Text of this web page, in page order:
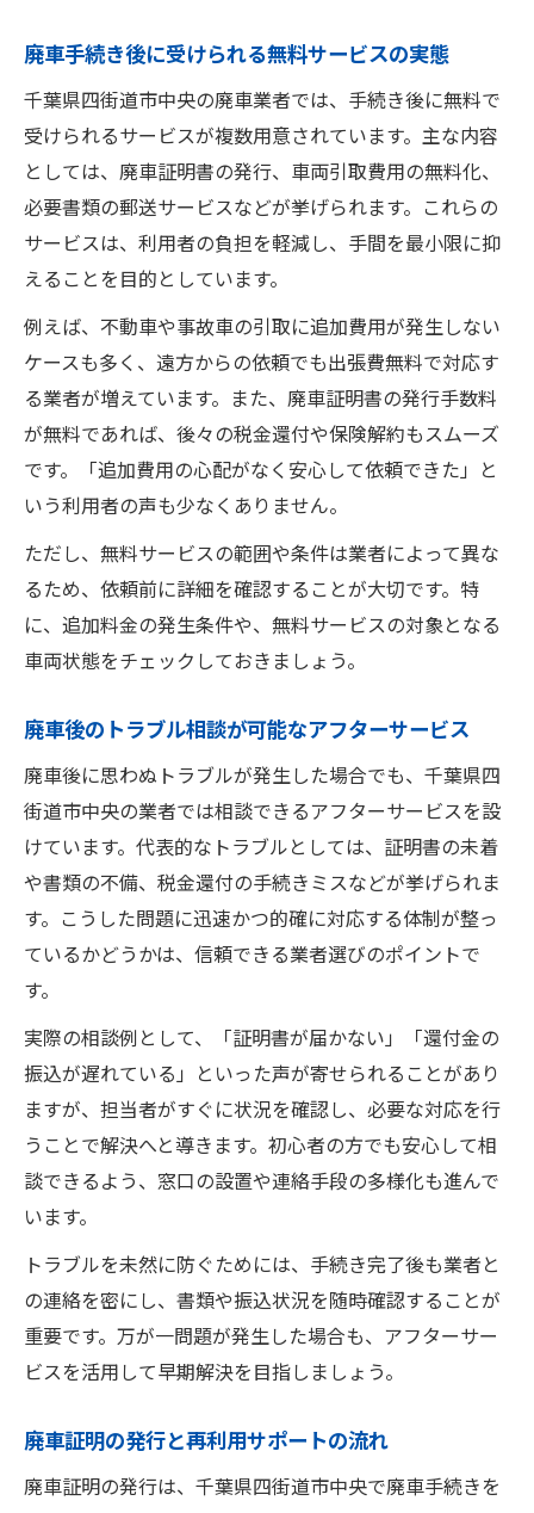
廃車手続き後に受けられる無料サービスの実態
千葉県四街道市中央の廃車業者では、手続き後に無料で
受けられるサービスが複数用意されています。主な内容
としては、廃車証明書の発行、車両引取費用の無料化、
必要書類の郵送サービスなどが挙げられます。これらの
サービスは、利用者の負担を軽減し、手間を最小限に抑
えることを目的としています。
例えば、不動車や事故車の引取に追加費用が発生しない
ケースも多く、遠方からの依頼でも出張費無料で対応す
る業者が増えています。また、廃車証明書の発行手数料
が無料であれば、後々の税金還付や保険解約もスムーズ
です。「追加費用の心配がなく安心して依頼できた」と
いう利用者の声も少なくありません。
ただし、無料サービスの範囲や条件は業者によって異な
るため、依頼前に詳細を確認することが大切です。特
に、追加料金の発生条件や、無料サービスの対象となる
車両状態をチェックしておきましょう。
廃車後のトラブル相談が可能なアフターサービス
廃車後に思わぬトラブルが発生した場合でも、千葉県四
街道市中央の業者では相談できるアフターサービスを設
けています。代表的なトラブルとしては、証明書の未着
や書類の不備、税金還付の手続きミスなどが挙げられま
す。こうした問題に迅速かつ的確に対応する体制が整っ
ているかどうかは、信頼できる業者選びのポイントで
す。
実際の相談例として、「証明書が届かない」「還付金の
振込が遅れている」といった声が寄せられることがあり
ますが、担当者がすぐに状況を確認し、必要な対応を行
うことで解決へと導きます。初心者の方でも安心して相
談できるよう、窓口の設置や連絡手段の多様化も進んで
います。
トラブルを未然に防ぐためには、手続き完了後も業者と
の連絡を密にし、書類や振込状況を随時確認することが
重要です。万が一問題が発生した場合も、アフターサー
ビスを活用して早期解決を目指しましょう。
廃車証明の発行と再利用サポートの流れ
廃車証明の発行は、千葉県四街道市中央で廃車手続きを